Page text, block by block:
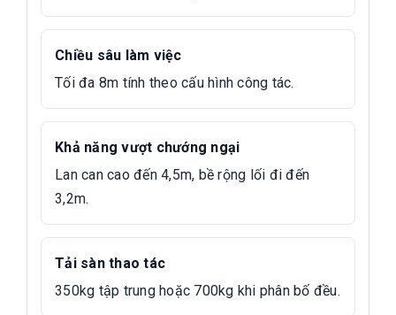
Chiều sâu làm việc
Tối đa 8m tính theo cấu hình công tác.
Khả năng vượt chướng ngại
Lan can cao đến 4,5m, bề rộng lối đi đến
3,2m.
Tải sàn thao tác
350kg tập trung hoặc 700kg khi phân bố đều.